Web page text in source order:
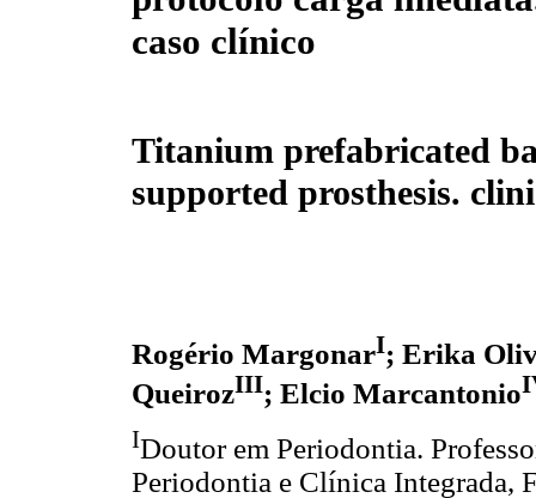
caso clínico
Titanium prefabricated
supported prosthesis.
Rogério MargonarI; Erika
QueirozIII; Elcio Marcantonio
IDoutor em Periodontia.
Periodontia e Clínica Integrada,